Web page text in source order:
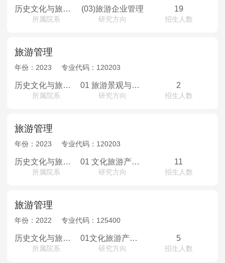
考试真题
报考经验 招生简章
历史文化与旅游学院
所属院系
(03)旅游企业管理
研究方向
19
招生人数
旅游管理
年份： 2023 专业代码： 120203
历史文化与旅游学院
所属院系
01 旅游景观与旅游开发；02 区域旅游文化；03 区域经济与旅游市场
研究方向
2
招生人数
旅游管理
年份： 2023 专业代码： 120203
历史文化与旅游学院
所属院系
01 文化旅游产业管理；02 旅游教育管理；03 旅游企业管理
研究方向
11
招生人数
旅游管理
年份： 2022 专业代码： 125400
历史文化与旅游学院
所属院系
01文化旅游产业管理 02旅游教育管理 03旅游企业管理
研究方向
5
招生人数